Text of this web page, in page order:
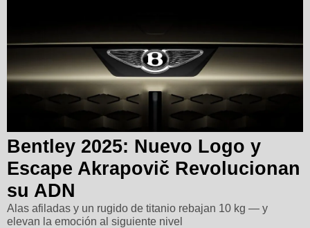
Bentley 2025: Nuevo Logo y
Escape Akrapovič Revolucionan
su ADN
Alas afiladas y un rugido de titanio rebajan 10 kg — y
elevan la emoción al siguiente nivel